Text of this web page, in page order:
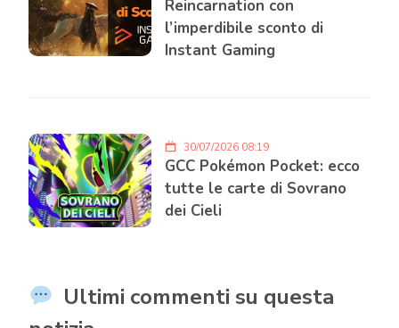
Reincarnation con
l’imperdibile sconto di
Instant Gaming
30/07/2026 08:19
GCC Pokémon Pocket: ecco
tutte le carte di Sovrano
dei Cieli
Ultimi commenti su questa